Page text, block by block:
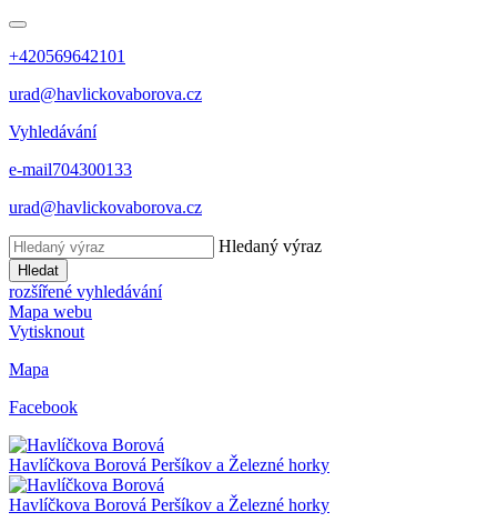
+420569642101
urad@havlickovaborova.cz
Vyhledávání
e-mail704300133
urad@havlickovaborova.cz
Hledaný výraz
Hledat
rozšířené vyhledávání
Mapa webu
Vytisknout
Mapa
Facebook
Havlíčkova Borová Peršíkov a Železné horky
Havlíčkova Borová Peršíkov a Železné horky